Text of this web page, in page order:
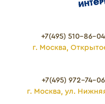
+7(495) 510-86-04
г. Москва,
+7(495) 972-74-06
г. Москва, ул.